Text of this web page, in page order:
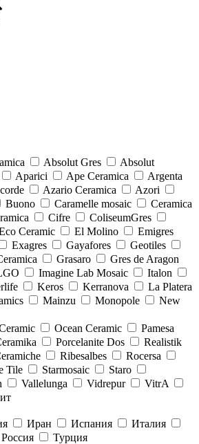
Absolut Gres
Absolut
Aparici Ape Ceramica
Argenta
Azario Ceramica
Azori
Buono Caramelle mosaic
Ceramica
Cifre
ColiseumGres
Ceramic El Molino
Emigres
Exagres Gayafores
Geotiles
Grasaro
Gres de Aragon
Imagine Lab Mosaic
Italon
Keros Kerranova
La Platera
Mainzu Monopole
New
Ocean Ceramic
Pamesa
Porcelanite Dos
Realistik
Ribesalbes
Rocersa
Tile Starmosaic
Staro
Vallelunga Vidrepur
VitrA
Иран Испания
Италия
Россия
Турция